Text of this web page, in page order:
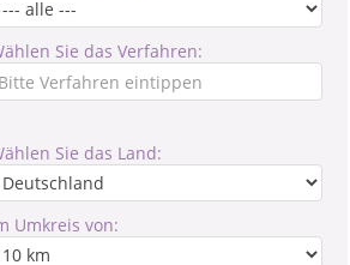
Sie das Verfahren:
Sie das Land:
Umkreis von: